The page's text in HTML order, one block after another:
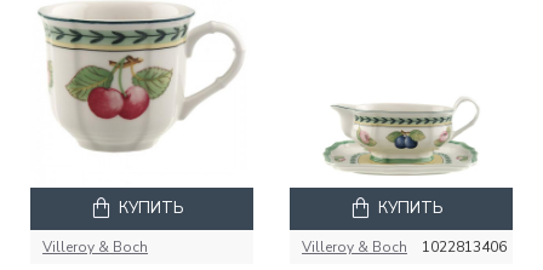
Villeroy & Boch
КУПИТЬ
Villeroy & Boch 1022813406
КУПИТЬ